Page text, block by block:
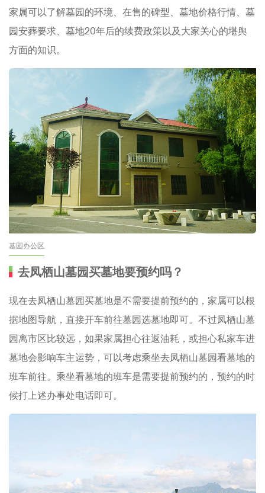
家属可以了解墓园的环境、在售的碑型、墓地价格行情、墓
园安葬要求、墓地20年后的续费政策以及大家关心的堪舆
方面的知识。
墓园办公区
去凤栖山墓园买墓地要预约吗？
现在去凤栖山墓园买墓地是不需要提前预约的，家属可以根
据地图导航，直接开车前往墓园选墓地即可。不过凤栖山墓
园离市区比较远，如果家属担心往返油耗，或担心私家车进
墓地会影响车主运势，可以考虑乘坐去凤栖山墓园看墓地的
班车前往。乘坐看墓地的班车是需要提前预约的，预约的时
候打上述办事处电话即可。